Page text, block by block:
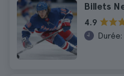
Billets
4.9
Durée: